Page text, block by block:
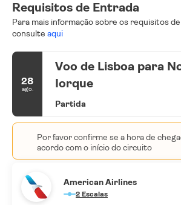
Requisitos de Entrada
Para mais informação sobre os requisitos
consulte aqui
28
ago.
Voo de Lisboa para
Iorque
Partida
Por favor confirme se a hora de
acordo com o início do circuito
American Airlines
2 Escalas